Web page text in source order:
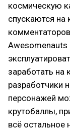
космическую
спускаются на
Awesomenauts
заработать
разработчики
персонажей
крутобаллы,
всё остальное